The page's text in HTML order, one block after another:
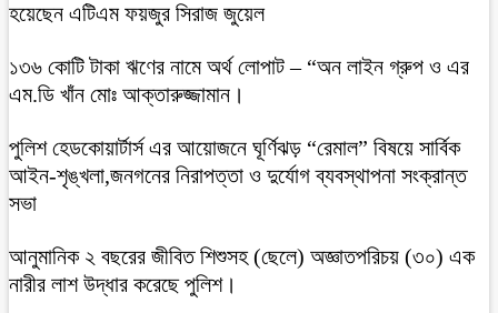
হয়েছেন এটিএম ফয়জুর সিরাজ জুয়েল
১৩৬ কোটি টাকা ঋণের নামে অর্থ লোপাট – “অন লাইন গ্রুপ ও এর
এম.ডি খাঁন মোঃ আক্তারুজ্জামান।
পুলিশ হেডকোয়ার্টার্স এর আয়োজনে ঘূর্ণিঝড় “রেমাল” বিষয়ে সার্বিক
আইন-শৃঙ্খলা,জনগনের নিরাপত্তা ও দুর্যোগ ব্যবস্থাপনা সংক্রান্ত
সভা
আনুমানিক ২ বছরের জীবিত শিশুসহ (ছেলে) অজ্ঞাতপরিচয় (৩০) এক
নারীর লাশ উদ্ধার করেছে পুলিশ।